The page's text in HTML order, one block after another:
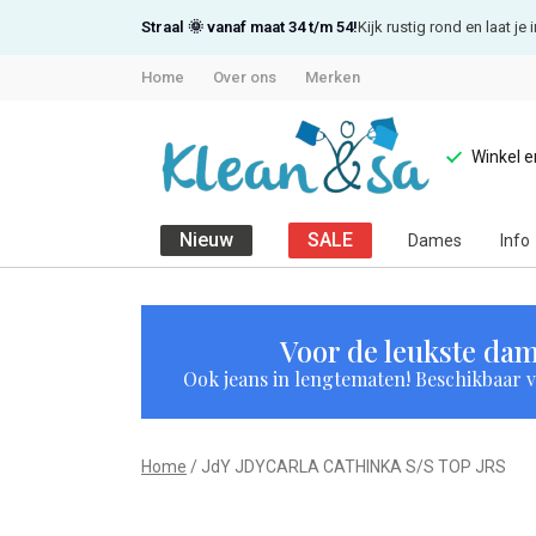
Straal 🌞 vanaf maat 34 t/m 54!Kijk rustig rond en laat je
Home Over ons Merken
Winkel
Nieuw SALE Dames Info
JDYCARLA
CATHINKA
Voor de leukste
Ook jeans in lengtematen! Beschikbaar
Home JdY JDYCARLA CATHINKA S/S TOP JRS